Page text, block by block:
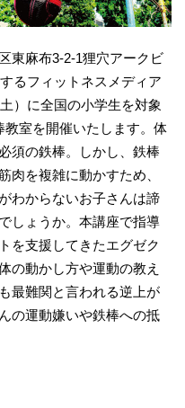
東麻布3-2-1狸穴アークビ
るフィットネスメディア
）に全国の小学生を対象
教室を開催いたします。体
須の鉄棒。しかし、鉄棒
肉を複雑に動かすため、
わからないお子さんは諦
しょうか。本講座で指導
を支援してきたエグゼク
の動かし方や運動の教え
最難関と言われる逆上が
の運動嫌いや鉄棒への抵